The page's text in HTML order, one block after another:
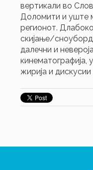
вертикали во
Доломити и уште
регионот.
скијање/
далечни и
кинематографија,
жирија и